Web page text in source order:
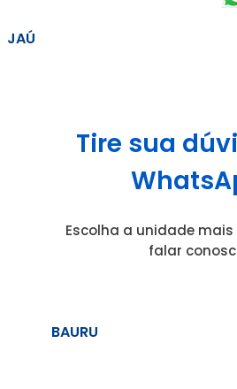
JAÚ
Tire sua
Escolha a unidade
falar
BAURU